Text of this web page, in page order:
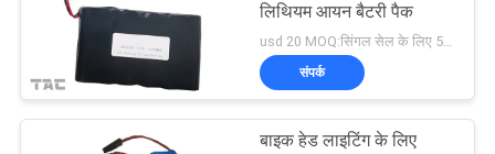
लिथियम आयन बैटरी पैक
usd 20 MOQ:सिंगल सेल के लिए 500 पीसी, बैटरी पैक के लिए 50 पैक
संपर्क
बाइक हेड लाइटिंग के लिए